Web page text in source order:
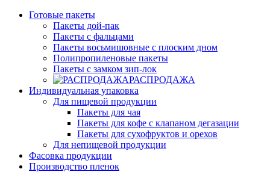
Готовые пакеты
Пакеты дой-пак
Пакеты с фальцами
Пакеты восьмишовные с плоским дном
Полипропиленовые пакеты
Пакеты с замком зип-лок
РАСПРОДАЖА
Индивидуальная упаковка
Для пищевой продукции
Пакеты для чая
Пакеты для кофе с клапаном дегазации
Пакеты для сухофруктов и орехов
Для непищевой продукции
Фасовка продукции
Производство пленок